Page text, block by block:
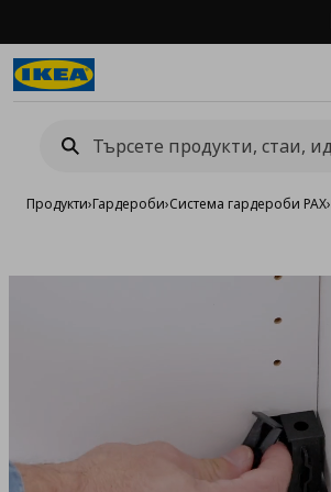
Продукти›Гардероби›Система гардероби PAX›